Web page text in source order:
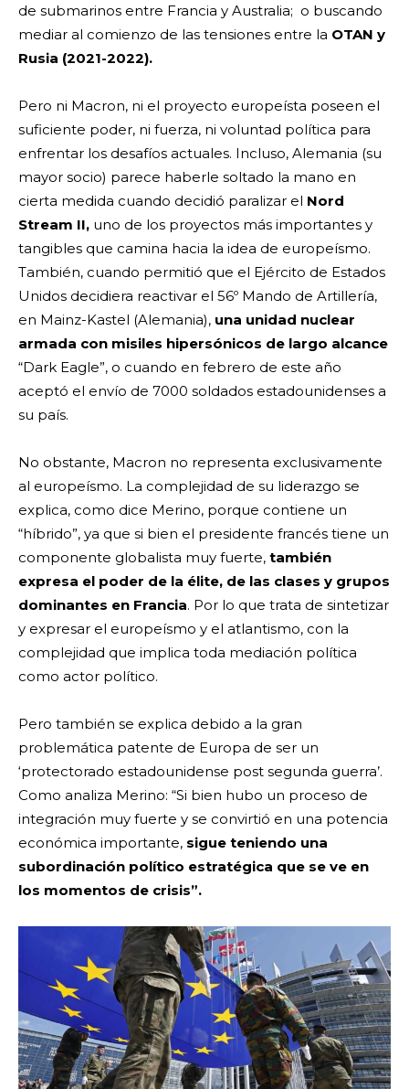
de submarinos entre Francia y Australia; o buscando
mediar al comienzo de las tensiones entre la OTAN y
Rusia (2021-2022).
Pero ni Macron, ni el proyecto europeísta poseen el
suficiente poder, ni fuerza, ni voluntad política para
enfrentar los desafíos actuales. Incluso, Alemania (su
mayor socio) parece haberle soltado la mano en
cierta medida cuando decidió paralizar el Nord
Stream II, uno de los proyectos más importantes y
tangibles que camina hacia la idea de europeísmo.
También, cuando permitió que el Ejército de Estados
Unidos decidiera reactivar el 56º Mando de Artillería,
en Mainz-Kastel (Alemania), una unidad nuclear
armada con misiles hipersónicos de largo alcance
“Dark Eagle”, o cuando en febrero de este año
aceptó el envío de 7000 soldados estadounidenses a
su país.
No obstante, Macron no representa exclusivamente
al europeísmo. La complejidad de su liderazgo se
explica, como dice Merino, porque contiene un
“híbrido”, ya que si bien el presidente francés tiene un
componente globalista muy fuerte, también
expresa el poder de la élite, de las clases y grupos
dominantes en Francia. Por lo que trata de sintetizar
y expresar el europeísmo y el atlantismo, con la
complejidad que implica toda mediación política
como actor político.
Pero también se explica debido a la gran
problemática patente de Europa de ser un
‘protectorado estadounidense post segunda guerra’.
Como analiza Merino: “Si bien hubo un proceso de
integración muy fuerte y se convirtió en una potencia
económica importante, sigue teniendo una
subordinación político estratégica que se ve en
los momentos de crisis”.